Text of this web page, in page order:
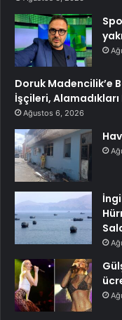
Doruk Madencilik’e
İşçileri,
Ağustos 6, 2026